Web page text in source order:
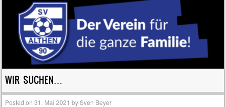
WIR SUCHEN…
Posted on31. Mai 2021 bySven Beyer